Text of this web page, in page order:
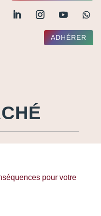
ADHÉRER
pour votre